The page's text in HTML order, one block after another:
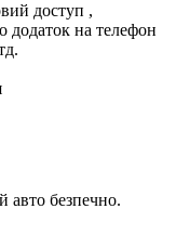
доступ ,
додаток на телефон
авто безпечно.